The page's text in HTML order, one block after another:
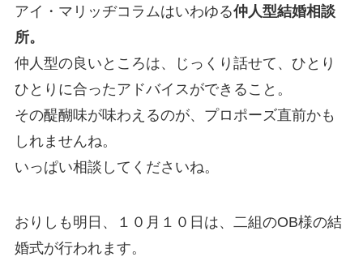
アイ・マリッヂコラムはいわゆる仲人型結婚相談
所。
仲人型の良いところは、じっくり話せて、ひとり
ひとりに合ったアドバイスができること。
その醍醐味が味わえるのが、プロポーズ直前かも
しれませんね。
いっぱい相談してくださいね。
おりしも明日、１０月１０日は、二組のOB様の結
婚式が行われます。